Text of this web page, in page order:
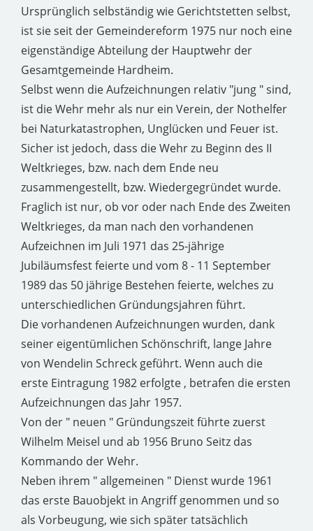
Ursprünglich selbständig wie Gerichtstetten selbst,
ist sie seit der Gemeindereform 1975 nur noch eine
eigenständige Abteilung der Hauptwehr der
Gesamtgemeinde Hardheim.
Selbst wenn die Aufzeichnungen relativ "jung " sind,
ist die Wehr mehr als nur ein Verein, der Nothelfer
bei Naturkatastrophen, Unglücken und Feuer ist.
Sicher ist jedoch, dass die Wehr zu Beginn des II
Weltkrieges, bzw. nach dem Ende neu
zusammengestellt, bzw. Wiedergegründet wurde.
Fraglich ist nur, ob vor oder nach Ende des Zweiten
Weltkrieges, da man nach den vorhandenen
Aufzeichnen im Juli 1971 das 25-jährige
Jubiläumsfest feierte und vom 8 - 11 September
1989 das 50 jährige Bestehen feierte, welches zu
unterschiedlichen Gründungsjahren führt.
Die vorhandenen Aufzeichnungen wurden, dank
seiner eigentümlichen Schönschrift, lange Jahre
von Wendelin Schreck geführt. Wenn auch die
erste Eintragung 1982 erfolgte , betrafen die ersten
Aufzeichnungen das Jahr 1957.
Von der " neuen " Gründungszeit führte zuerst
Wilhelm Meisel und ab 1956 Bruno Seitz das
Kommando der Wehr.
Neben ihrem " allgemeinen " Dienst wurde 1961
das erste Bauobjekt in Angriff genommen und so
als Vorbeugung, wie sich später tatsächlich